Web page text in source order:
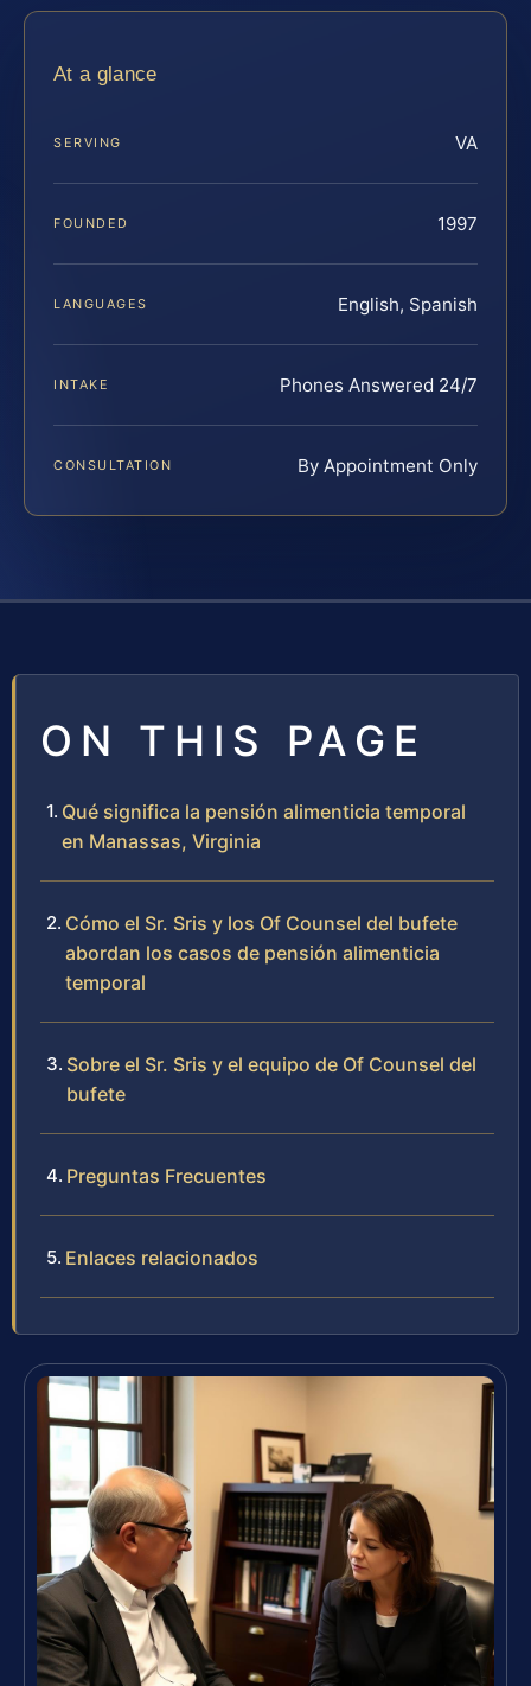
At a glance
SERVING VA
FOUNDED 1997
LANGUAGES English, Spanish
INTAKE Phones Answered 24/7
CONSULTATION By Appointment Only
ON THIS PAGE
Qué significa la pensión alimenticia temporal
en Manassas, Virginia
Cómo el Sr. Sris y los Of Counsel del bufete
abordan los casos de pensión alimenticia
temporal
Sobre el Sr. Sris y el equipo de Of Counsel del
bufete
Preguntas Frecuentes
Enlaces relacionados